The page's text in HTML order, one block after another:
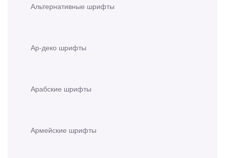
Альтернативные шрифты
Ар-деко шрифты
Арабские шрифты
Армейские шрифты